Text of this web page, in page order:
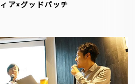
ア×グッドパッチ